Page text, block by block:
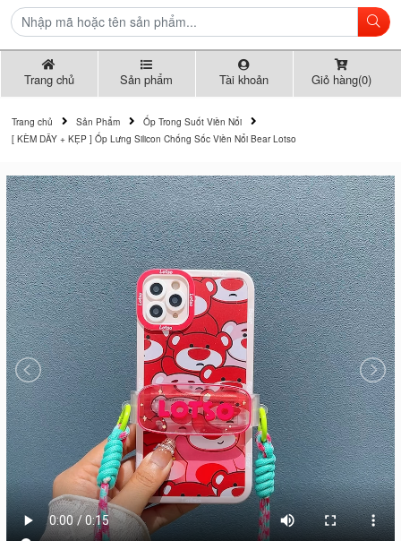
Trang chủ Sản phẩm Tài khoản Giỏ hàng(0)
Trang chủ Sản Phẩm
Ốp Trong Suốt Viền Nổi
[ KÈM DÂY + KẸP ] Ốp Lưng Silicon Chống Sốc Viền Nổi Bear Lotso